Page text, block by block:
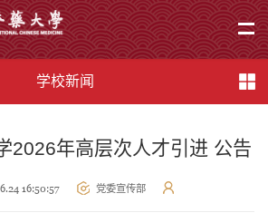
学校新闻
2026年高层次人才引进 公告
16:50:57 党委宣传部